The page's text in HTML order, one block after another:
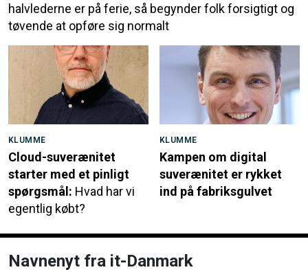
halvlederne er på ferie, så begynder folk forsigtigt og
tøvende at opføre sig normalt
KLUMME
Cloud-suverænitet
starter med et pinligt
spørgsmål: Hvad har vi
egentlig købt?
KLUMME
Kampen om digital
suverænitet er rykket
ind på fabriksgulvet
Navnenyt fra it-Danmark